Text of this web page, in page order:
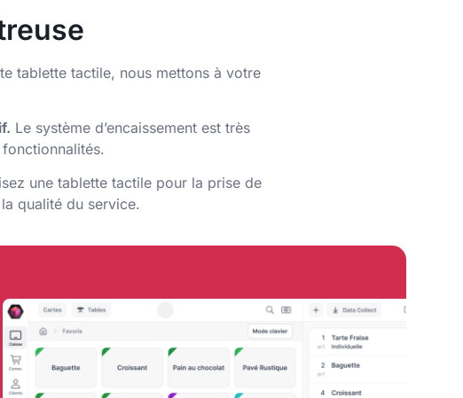
tablette tactile, nous mettons à votre
Le système d’encaissement est très
une tablette tactile pour la prise de
qualité du service.